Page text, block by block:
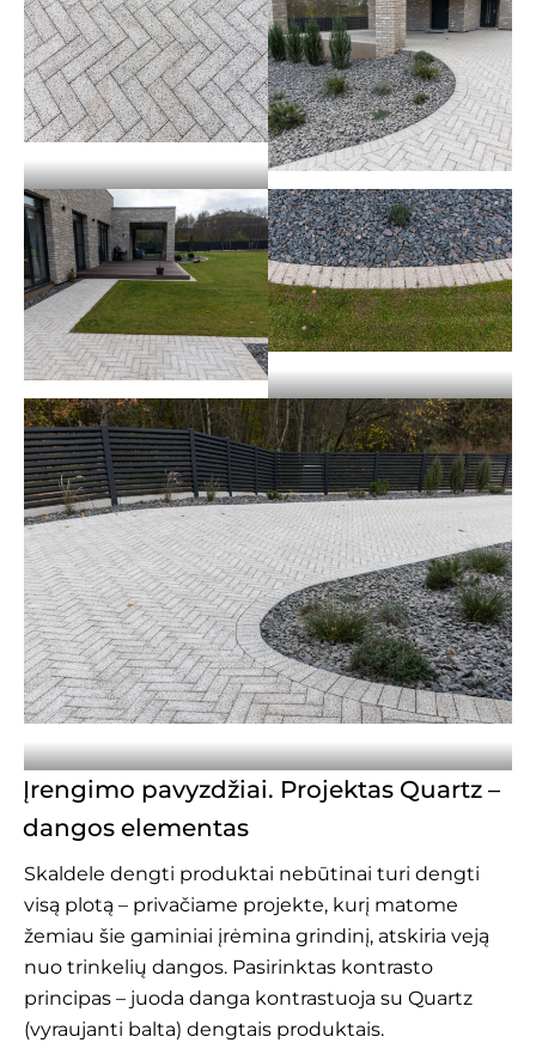
Įrengimo pavyzdžiai. Projektas Quartz –
dangos elementas
Skaldele dengti produktai nebūtinai turi dengti
visą plotą – privačiame projekte, kurį matome
žemiau šie gaminiai įrėmina grindinį, atskiria veją
nuo trinkelių dangos. Pasirinktas kontrasto
principas – juoda danga kontrastuoja su Quartz
(vyraujanti balta) dengtais produktais.